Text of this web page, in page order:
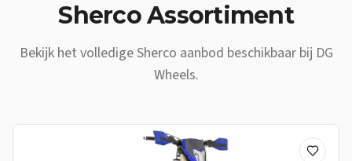
ShercoAssortiment
Bekijk het volledigeSherco aanbod beschikbaar bij DG
Wheels.